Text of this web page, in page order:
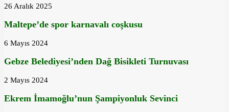
26 Aralık 2025
Maltepe’de spor karnavalı coşkusu
6 Mayıs 2024
Gebze Belediyesi’nden Dağ Bisikleti Turnuvası
2 Mayıs 2024
Ekrem İmamoğlu’nun Şampiyonluk Sevinci